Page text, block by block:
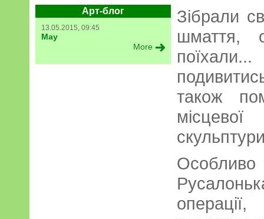
Арт-блог
13.05.2015, 09:45
May
More
Зібрали
шмаття,
також